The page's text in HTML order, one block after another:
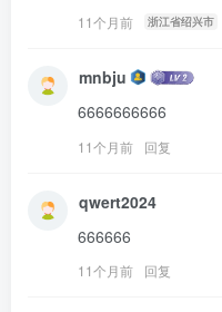
11个月前 浙江省绍兴市
mnbju
6666666666
11个月前 回复
qwert2024
666666
11个月前 回复